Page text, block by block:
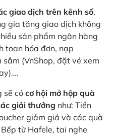
giao dịch trên kênh số,
gia tăng giao dịch không
sản phẩm ngân hàng
toan hóa đơn, nạp
(VnShop, đặt vé xem
sẽ có cơ hội mở hộp quà
giải thưởng như: Tiền
giảm giá và các quà
từ Hafele, tai nghe